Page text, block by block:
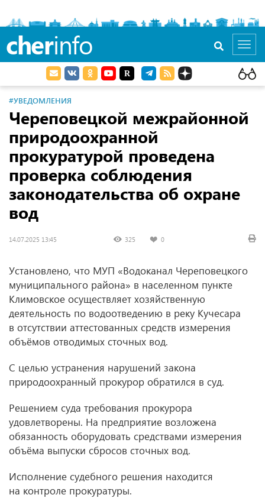
cherinfo
#УВЕДОМЛЕНИЯ
Череповецкой межрайонной
природоохранной
прокуратурой проведена
проверка соблюдения
законодательства об охране
вод
14.07.2025 13:45 325 0
Установлено, что МУП «Водоканал Череповецкого
муниципального района» в населенном пункте
Климовское осуществляет хозяйственную
деятельность по водоотведению в реку Кучесара
в отсутствии аттестованных средств измерения
объёмов отводимых сточных вод.
С целью устранения нарушений закона
природоохранный прокурор обратился в суд.
Решением суда требования прокурора
удовлетворены. На предприятие возложена
обязанность оборудовать средствами измерения
объёма выпуски сбросов сточных вод.
Исполнение судебного решения находится
на контроле прокуратуры.